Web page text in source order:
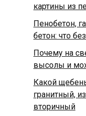
картины из
Пенобетон,
бетон: что
Почему на
высолы и
Какой
гранитный,
вторичный